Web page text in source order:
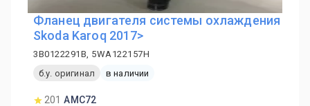
Фланец двигателя системы охлаждения
Skoda Karoq 2017>
3B0122291B, 5WA122157H
б.у. оригинал
в наличии
201 AMC72